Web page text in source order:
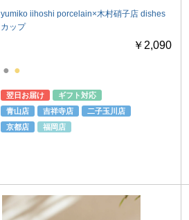
yumiko iihoshi porcelain×木村硝子店 dishes
カップ
￥2,090
● ●
翌日お届け
ギフト対応
青山店
吉祥寺店
二子玉川店
京都店
福岡店